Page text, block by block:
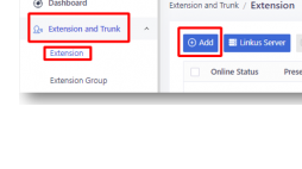
Tổng đài VoIP Yeastar S20
Tổng đài VoIP Yeastar S50